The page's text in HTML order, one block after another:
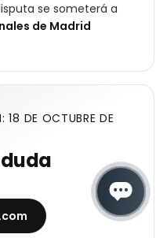
se someterá a
de Madrid
18 DE OCTUBRE DE